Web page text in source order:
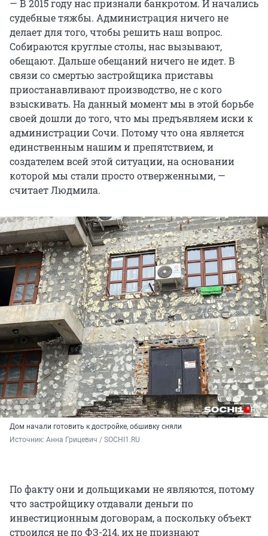
— В 2015 году нас признали банкротом. И начались
судебные тяжбы. Администрация ничего не
делает для того, чтобы решить наш вопрос.
Собираются круглые столы, нас вызывают,
обещают. Дальше обещаний ничего не идет. В
связи со смертью застройщика приставы
приостанавливают производство, не с кого
взыскивать. На данный момент мы в этой борьбе
своей дошли до того, что мы предъявляем иски к
администрации Сочи. Потому что она является
единственным нашим и препятствием, и
создателем всей этой ситуации, на основании
которой мы стали просто отверженными, —
считает Людмила.
Дом начали готовить к достройке, обшивку сняли
Источник: Анна Грицевич / SOCHI1.RU
По факту они и дольщиками не являются, потому
что застройщику отдавали деньги по
инвестиционным договорам, а поскольку объект
строился не по ФЗ-214, их не признают